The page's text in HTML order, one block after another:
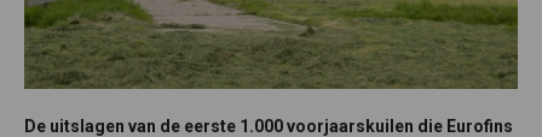
De uitslagen van de eerste 1.000 voorjaarskuilen die Eurofins